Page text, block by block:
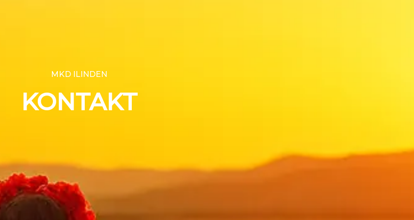
MKD ILINDEN
KONTAKT